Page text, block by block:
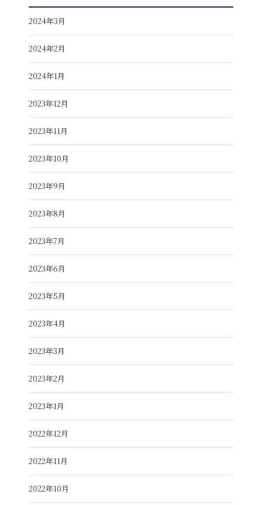
2024年3月
2024年2月
2024年1月
2023年12月
2023年11月
2023年10月
2023年9月
2023年8月
2023年7月
2023年6月
2023年5月
2023年4月
2023年3月
2023年2月
2023年1月
2022年12月
2022年11月
2022年10月